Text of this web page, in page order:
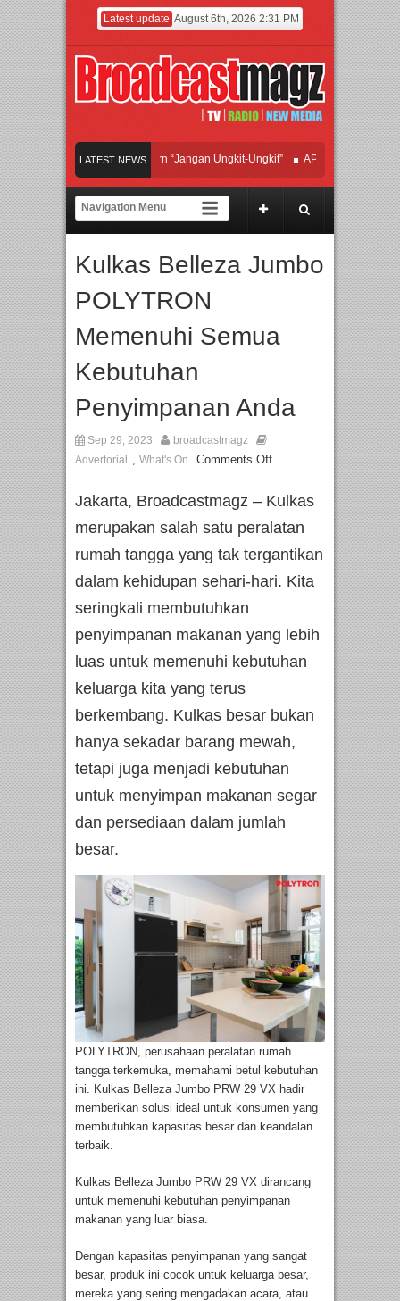
Latest update August 6th, 2026 2:31 PM
LATEST NEWS
Hadirkan Hipdut Modern “Jangan Ungkit-Ungkit” APMF 2026 Dorong
Perpaduan Warisan Dan Semangat Lokal, BIRKENSTOCK INDONESIA
Orchestra Presents The Beatles & Queen – feat. Marcello Tahitoe dan
Kulkas Belleza Jumbo
POLYTRON
Memenuhi Semua
Kebutuhan
Penyimpanan Anda
Sep 29, 2023
broadcastmagz
Advertorial
, What's On Comments Off
Jakarta, Broadcastmagz – Kulkas
merupakan salah satu peralatan
rumah tangga yang tak tergantikan
dalam kehidupan sehari-hari. Kita
seringkali membutuhkan
penyimpanan makanan yang lebih
luas untuk memenuhi kebutuhan
keluarga kita yang terus
berkembang. Kulkas besar bukan
hanya sekadar barang mewah,
tetapi juga menjadi kebutuhan
untuk menyimpan makanan segar
dan persediaan dalam jumlah
besar.
POLYTRON, perusahaan peralatan rumah
tangga terkemuka, memahami betul kebutuhan
ini. Kulkas Belleza Jumbo PRW 29 VX hadir
memberikan solusi ideal untuk konsumen yang
membutuhkan kapasitas besar dan keandalan
terbaik.
Kulkas Belleza Jumbo PRW 29 VX dirancang
untuk memenuhi kebutuhan penyimpanan
makanan yang luar biasa.
Dengan kapasitas penyimpanan yang sangat
besar, produk ini cocok untuk keluarga besar,
mereka yang sering mengadakan acara, atau